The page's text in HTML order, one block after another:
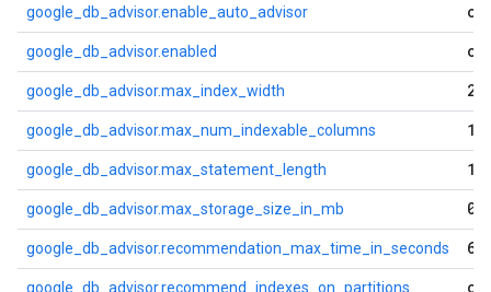
google_db_advisor.enable_auto_advisor on
google_db_advisor.enabled on
google_db_advisor.max_index_width 2
google_db_advisor.max_num_indexable_columns
google_db_advisor.max_statement_length
google_db_advisor.max_storage_size_in_mb 0
google_db_advisor.recommendation_max_time_in_seconds
google_db_advisor.recommend_indexes_on_partitions